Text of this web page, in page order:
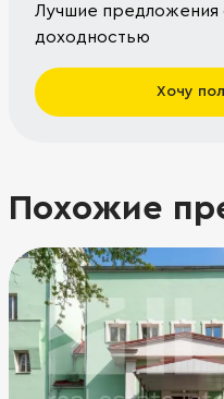
Лучшие предложения
доходностью
Хочу
Похожие